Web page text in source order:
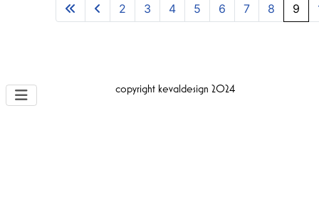
Seite 9 von 11
2 3 4 5 6 7 8 9
copyright kevaldesign 2024